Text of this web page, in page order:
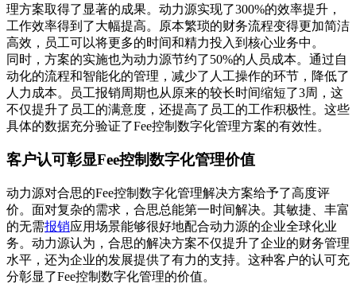
理方案取得了显著的成果。动力源实现了300%的效率提升，
工作效率得到了大幅提高。原本繁琐的财务流程变得更加简洁
高效，员工可以将更多的时间和精力投入到核心业务中。
同时，方案的实施也为动力源节约了50%的人员成本。通过自
动化的流程和智能化的管理，减少了人工操作的环节，降低了
人力成本。员工报销周期也从原来的较长时间缩短了3周，这
不仅提升了员工的满意度，还提高了员工的工作积极性。这些
具体的数据充分验证了Fee控制数字化管理方案的有效性。
客户认可彰显Fee控制数字化管理价值
动力源对合思的Fee控制数字化管理解决方案给予了高度评
价。面对复杂的需求，合思总能第一时间解决。其敏捷、丰富
的无需报销应用场景能够很好地配合动力源的企业全球化业
务。动力源认为，合思的解决方案不仅提升了企业的财务管理
水平，还为企业的发展提供了有力的支持。这种客户的认可充
分彰显了Fee控制数字化管理的价值。